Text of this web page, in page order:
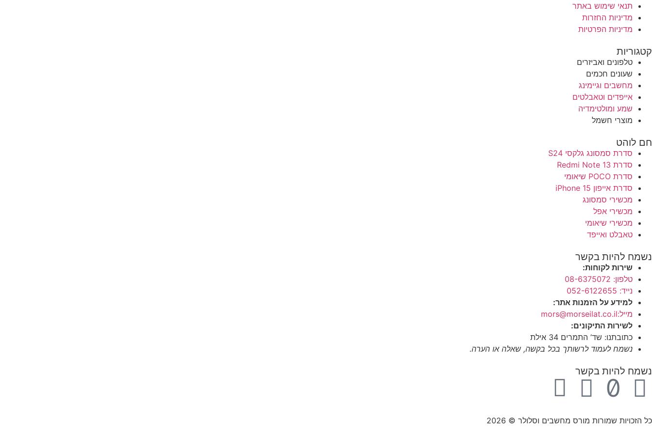
תנאי שימוש באתר
מדיניות החזרות
מדיניות הפרטיות
קטגוריות
טלפונים ואביזרים
שעונים חכמים
מחשבים וגיימינג
אייפדים וטאבלטים
שמע ומולטימדיה
מוצרי חשמל
חם לוהט
סדרת סמסונג גלקסי S24
סדרת Redmi Note 13
סדרת POCO שיאומי
סדרת אייפון 15 iPhone
מכשירי סמסונג
מכשירי אפל
מכשירי שיאומי
טאבלט ואייפד
נשמח להיות בקשר
שירות לקוחות:
טלפון: 08-6375072
נייד: 052-6122655
למידע על הזמנות אתר:
מייל:mors@morseilat.co.il
לשירות התיקונים:
כתובתנו: שד’ התמרים 34 אילת
נשמח לעמוד לרשותך בכל בקשה, שאלה או הערה.
נשמח להיות בקשר
כל הזכויות שמורות מורס מחשבים וסלולר © 2026